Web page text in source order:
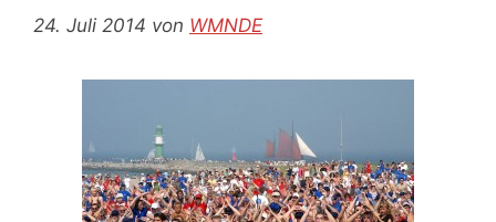
24. Juli 2014 von WMNDE